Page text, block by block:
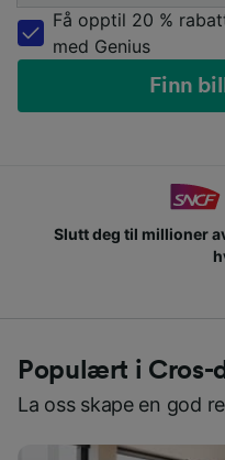
Få opptil 20 %
med Genius
Finn
Slutt deg til millioner
Populært i Cros-
La oss skape en god